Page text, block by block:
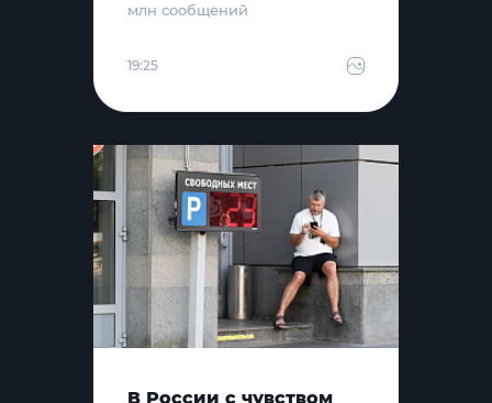
млн сообщений
19:25
В России с чувством